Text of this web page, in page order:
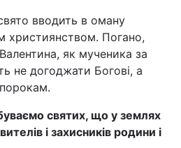
вводить в оману
християнством. Погано,
як мученика за
не догоджати Богові, а
святих, що у землях
і захисників родини і